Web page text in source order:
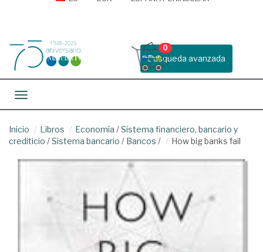
Busqueda avanzada
0
Toggle navigation
Inicio Libros Economía /Sistema financiero, bancario y
crediticio /Sistema bancario / Bancos / How big banks fail